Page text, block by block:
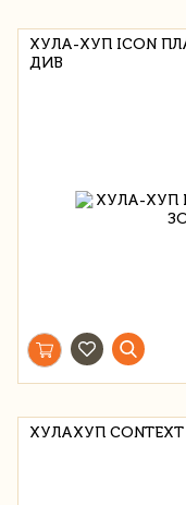
ХУЛА-ХУП ICON
ДИВ
ХУЛАХУП